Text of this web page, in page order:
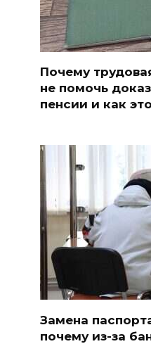
Почему
не помочь
пенсии и как
Замена
почему из-за